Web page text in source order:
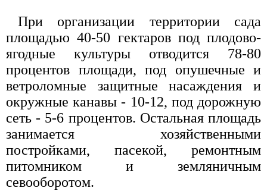
При организации территории сада
площадью 40-50 гектаров под плодово-
ягодные культуры отводится 78-80
процентов площади, под опушечные и
ветроломные защитные насаждения и
окружные канавы - 10-12, под дорожную
сеть - 5-6 процентов. Остальная площадь
занимается хозяйственными
постройками, пасекой, ремонтным
питомником и земляничным
севооборотом.